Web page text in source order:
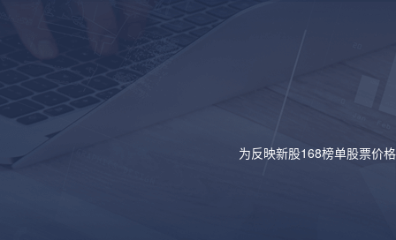
为反映新股168榜单股票价